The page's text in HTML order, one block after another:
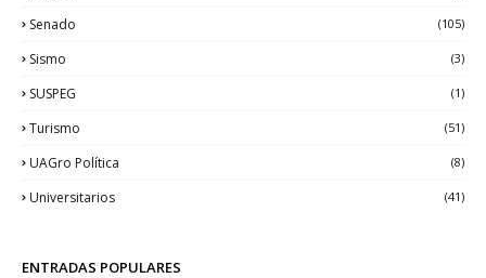
Senado (105)
Sismo (3)
SUSPEG (1)
Turismo (51)
UAGro Política (8)
Universitarios (41)
ENTRADAS POPULARES